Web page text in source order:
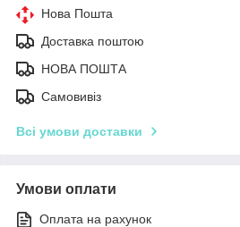
Нова Пошта
Доставка поштою
НОВА ПОШТА
Самовивіз
Всі умови доставки
Умови оплати
Оплата на рахунок